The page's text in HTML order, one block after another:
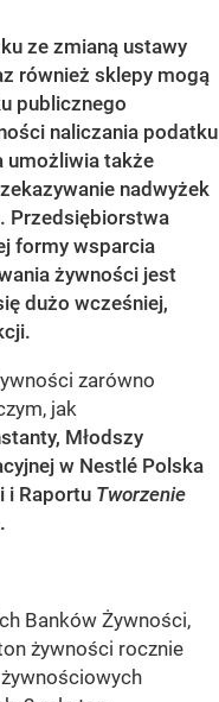
ze zmianą ustawy
również sklepy mogą
publicznego
naliczania podatku
umożliwia także
nadwyżek
Przedsiębiorstwa
formy wsparcia
żywności jest
dużo wcześniej,
zarówno
jak
Młodszy
w Nestlé Polska
i Raportu Tworzenie
.
Banków Żywności,
żywności rocznie